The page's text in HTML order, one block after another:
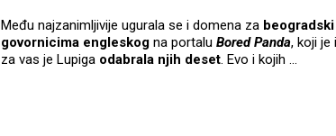
Među najzanimljivije ugurala se i domena za
govornicima engleskog na portalu Bored Panda, koji je
za vas je Lupiga odabrala njih deset. Evo i kojih ...